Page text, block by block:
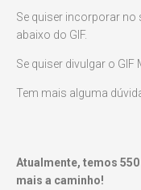
Se quiser incorporar no
abaixo do GIF.
Se quiser divulgar o
Tem mais alguma
Atualmente, temos 550
mais a caminho!